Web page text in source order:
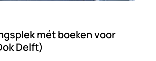
mét boeken voor
Delft)